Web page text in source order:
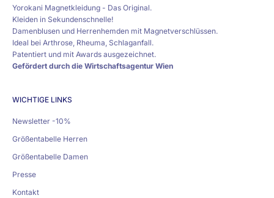
Yorokani Magnetkleidung - Das Original.
Kleiden in Sekundenschnelle!
Damenblusen und Herrenhemden mit Magnetverschlüssen.
Ideal bei Arthrose, Rheuma, Schlaganfall.
Patentiert und mit Awards ausgezeichnet.
Gefördert durch die Wirtschaftsagentur Wien
WICHTIGE LINKS
Newsletter -10%
Größentabelle Herren
Größentabelle Damen
Presse
Kontakt